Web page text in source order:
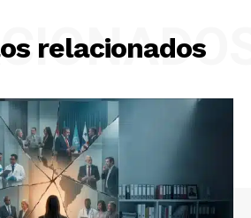
relacionados